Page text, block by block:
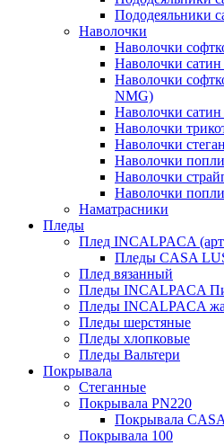
Пододеяльники
Наволочки
Наволочки
Наволочки сатин
Наволочки
NMG)
Наволочки
Наволочки
Наволочки
Наволочки
Наволочки
Наволочки
Наматрасники
Пледы
Плед INCALPACA
Пледы CASA
Плед вязанный
Пледы INCALPACA
Пледы INCALPACA
Пледы шерстяные
Пледы хлопковые
Пледы Вальтери
Покрывала
Стеганные
Покрывала PN220
Покрывала
Покрывала 100